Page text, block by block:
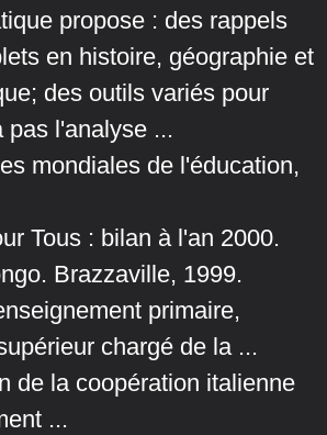
propose : des rappels
en histoire, géographie et
des outils variés pour
pas l'analyse ...
mondiales de l'éducation,
Tous : bilan à l'an 2000.
Brazzaville, 1999.
primaire,
chargé de la ...
de la coopération italienne
...